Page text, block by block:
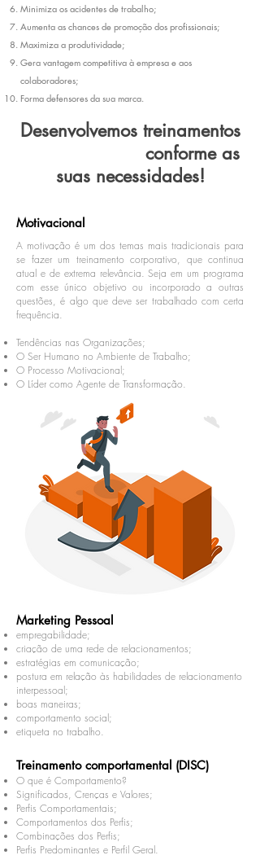
Minimiza os acidentes de trabalho;
Aumenta as chances de promoção dos profissionais;
Maximiza a produtividade;
Gera vantagem competitiva à empresa e aos
colaboradores;
Forma defensores da sua marca.
Desenvolvemos treinamentos
conforme as
suas necessidades!
Motivacional
A motivação é um dos temas mais tradicionais para
se fazer um treinamento corporativo, que continua
atual e de extrema relevância. Seja em um programa
com esse único objetivo ou incorporado a outras
questões, é algo que deve ser trabalhado com certa
frequência.
Tendências nas Organizações;
O Ser Humano no Ambiente de Trabalho;
O Processo Motivacional;
O Líder como Agente de Transformação.
Marketing Pessoal
empregabilidade;
criação de uma rede de relacionamentos;
estratégias em comunicação;
postura em relação às habilidades de relacionamento
interpessoal;
boas maneiras;
comportamento social;
etiqueta no trabalho.
Treinamento comportamental (DISC)
O que é Comportamento?
Significados, Crenças e Valores;
Perfis Comportamentais;
Comportamentos dos Perfis;
Combinações dos Perfis;
Perfis Predominantes e Perfil Geral.